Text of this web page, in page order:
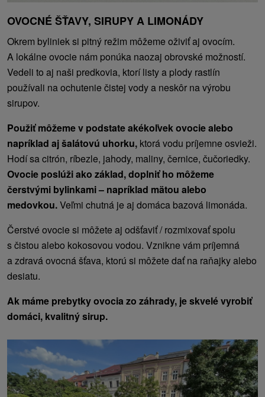
OVOCNÉ ŠŤAVY, SIRUPY A LIMONÁDY
Okrem byliniek si pitný režim môžeme oživiť aj ovocím.
A lokálne ovocie nám ponúka naozaj obrovské možností.
Vedeli to aj naši predkovia, ktorí listy a plody rastlín
používali na ochutenie čistej vody a neskôr na výrobu
sirupov.
Použiť môžeme v podstate akékoľvek ovocie alebo
napríklad aj šalátovú uhorku, ktorá vodu príjemne osvieži.
Hodí sa citrón, ríbezle, jahody, maliny, černice, čučoriedky.
Ovocie poslúži ako základ, doplniť ho môžeme
čerstvými bylinkami – napríklad mätou alebo
medovkou.Veľmi chutná je aj domáca bazová limonáda.
Čerstvé ovocie si môžete aj odšťaviť / rozmixovať spolu
s čistou alebo kokosovou vodou. Vznikne vám príjemná
a zdravá ovocná šťava, ktorú si môžete dať na raňajky alebo
desiatu.
Ak máme prebytky ovocia zo záhrady, je skvelé vyrobiť
domáci, kvalitný sirup.